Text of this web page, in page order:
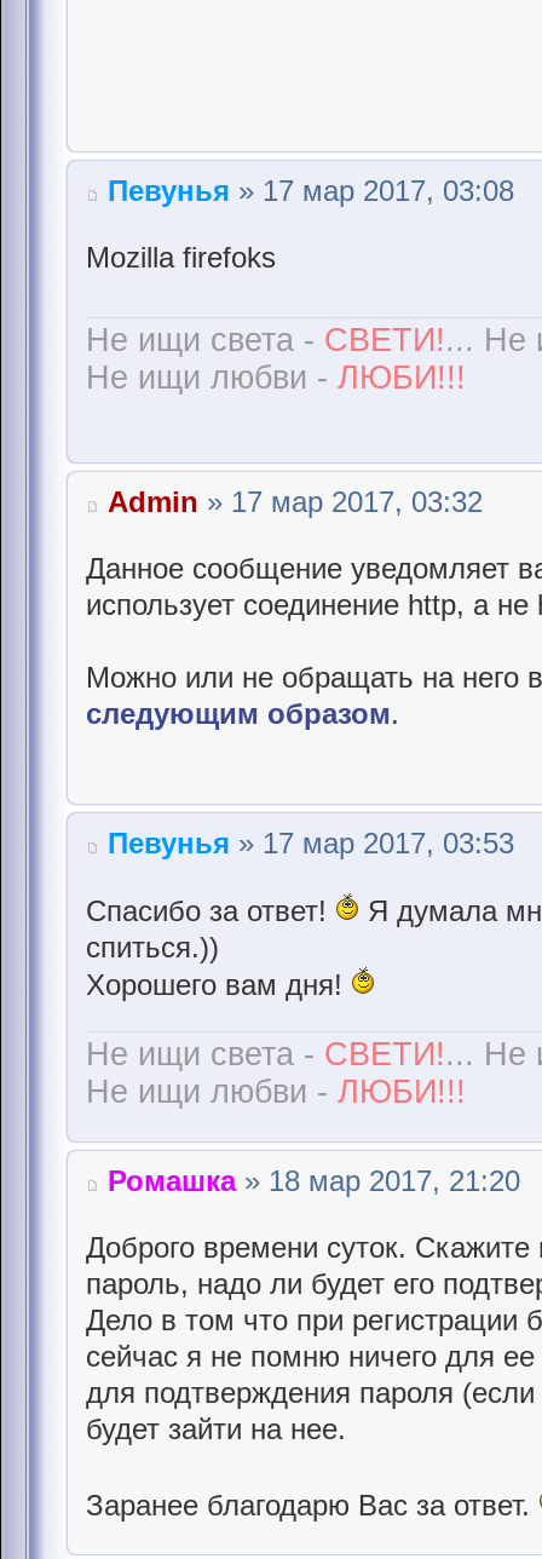
Певунья » 17 мар 2017, 03:08
Mozilla firefoks
Не ищи света - СВЕТИ!... Не
Не ищи любви - ЛЮБИ!!!
Admin » 17 мар 2017, 03:32
Данное сообщение уведомляет
использует соединение http, а не
Можно или не обращать на него
следующим образом.
Певунья » 17 мар 2017, 03:53
Спасибо за ответ!
Я думала
спиться.))
Хорошего вам дня!
Не ищи света - СВЕТИ!... Не
Не ищи любви - ЛЮБИ!!!
Ромашка» 18 мар 2017, 21:20
Доброго времени суток.
пароль, надо ли будет его
Дело в том что при регистрации
сейчас я не помню ничего для
для подтверждения пароля
будет зайти на нее.
Заранее благодарю Вас за ответ.